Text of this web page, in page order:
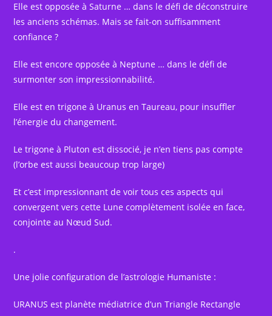
Elle est opposée à Saturne … dans le défi de déconstruire
les anciens schémas. Mais se fait-on suffisamment
confiance ?
Elle est encore opposée à Neptune … dans le défi de
surmonter son impressionnabilité.
Elle est en trigone à Uranus en Taureau, pour insuffler
l’énergie du changement.
Le trigone à Pluton est dissocié, je n’en tiens pas compte
(l’orbe est aussi beaucoup trop large)
Et c’est impressionnant de voir tous ces aspects qui
convergent vers cette Lune complètement isolée en face,
conjointe au Nœud Sud.
.
Une jolie configuration de l’astrologie Humaniste :
URANUS est planète médiatrice d’un Triangle Rectangle